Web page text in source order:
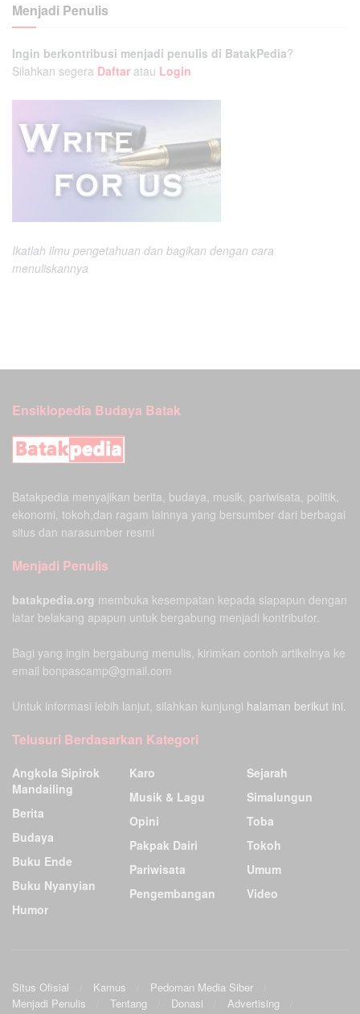
Menjadi Penulis
Ingin berkontribusi menjadi penulis di BatakPedia?
Silahkan segera Daftar atau Login
Ikatlah ilmu pengetahuan dan bagikan dengan cara
menuliskannya
Ensiklopedia Budaya Batak
Batakpedia menyajikan berita, budaya, musik, pariwisata, politik,
ekonomi, tokoh,dan ragam lainnya yang bersumber dari berbagai
situs dan narasumber resmi
Menjadi Penulis
batakpedia.org membuka kesempatan kepada siapapun dengan
latar belakang apapun untuk bergabung menjadi kontributor.
Bagi yang ingin bergabung menulis, kirimkan contoh artikelnya ke
email bonpascamp@gmail.com
Untuk informasi lebih lanjut, silahkan kunjungi halaman berikut ini.
Telusuri Berdasarkan Kategori
Angkola Sipirok
Mandailing
Berita
Budaya
Buku Ende
Buku Nyanyian
Humor
Karo
Musik & Lagu
Opini
Pakpak Dairi
Pariwisata
Pengembangan
Sejarah
Simalungun
Toba
Tokoh
Umum
Video
Situs Ofisial Kamus
Pedoman Media Siber
Menjadi Penulis
Tentang Donasi
Advertising